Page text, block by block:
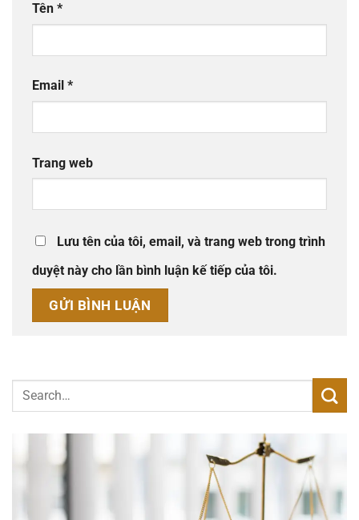
Tên *
Email *
Trang web
Lưu tên của tôi, email, và trang web trong trình
duyệt này cho lần bình luận kế tiếp của tôi.